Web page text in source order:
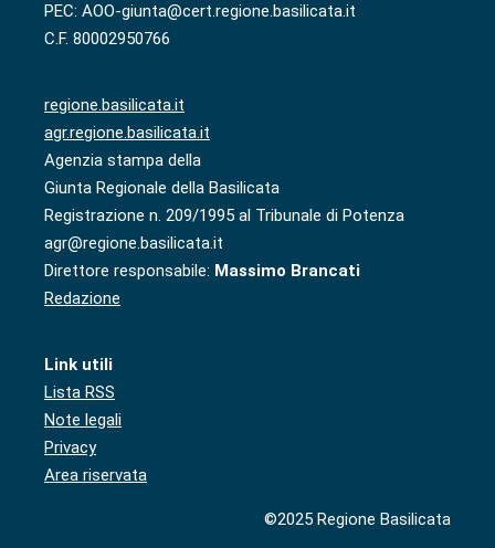
PEC: AOO-giunta@cert.regione.basilicata.it
C.F. 80002950766
regione.basilicata.it
agr.regione.basilicata.it
Agenzia stampa della
Giunta Regionale della Basilicata
Registrazione n. 209/1995 al Tribunale di Potenza
agr@regione.basilicata.it
Direttore responsabile: Massimo Brancati
Redazione
Link utili
Lista RSS
Note legali
Privacy
Area riservata
©2025 Regione Basilicata